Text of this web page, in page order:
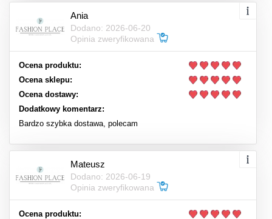
Ania
Dodano: 2026-06-20
Opinia zweryfikowana
Ocena produktu:
Ocena sklepu:
Ocena dostawy:
Dodatkowy komentarz:
Bardzo szybka dostawa, polecam
Mateusz
Dodano: 2026-06-19
Opinia zweryfikowana
Ocena produktu: